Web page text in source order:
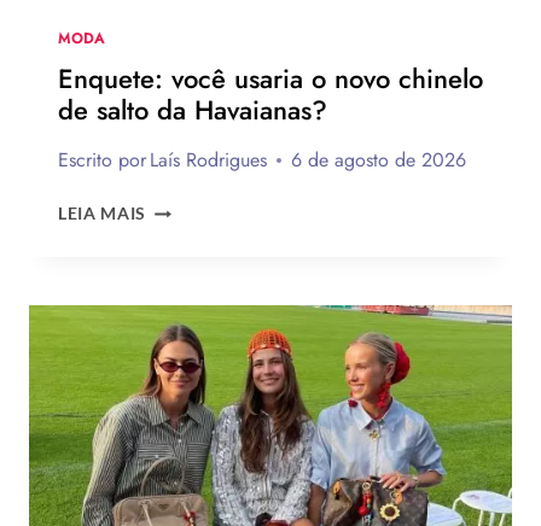
MODA
Enquete: você usaria o novo chinelo
de salto da Havaianas?
Escrito porLaís Rodrigues 6 de agosto de 2026
LEIA MAIS ENQUETE:
NOVO
CHINELO
DE
SALTO
DA
HAVAIANAS?